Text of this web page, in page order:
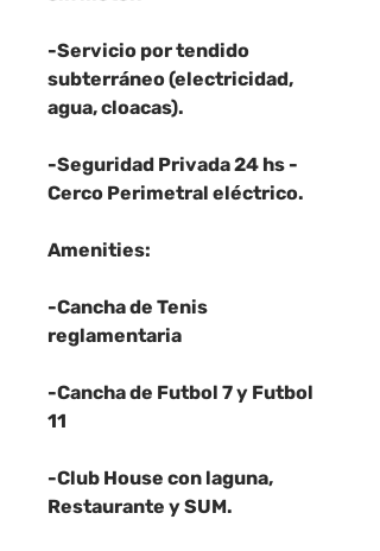
-Servicio por tendido
subterráneo (electricidad,
agua, cloacas).
-Seguridad Privada 24 hs -
Cerco Perimetral eléctrico.
Amenities:
-Cancha de Tenis
reglamentaria
-Cancha de Futbol 7 y Futbol
11
-Club House con laguna,
Restaurante y SUM.